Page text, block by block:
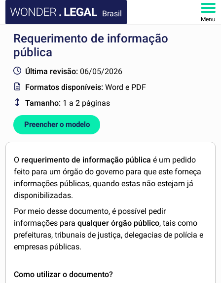
Brasil
Menu
HOME
FAQ
MINHA CONTA
Requerimento de informação
pública
Última revisão: 06/05/2026
Formatos disponíveis:Word e PDF
Tamanho: 1 a 2 páginas
Preencher o modelo
O requerimento de informação pública é um pedido
feito para um órgão do governo para que este forneça
informações públicas, quando estas não estejam já
disponibilizadas.
Por meio desse documento, é possível pedir
informações paraqualquer órgão público, tais como
prefeituras, tribunais de justiça, delegacias de polícia e
empresas públicas.
Como utilizar o documento?